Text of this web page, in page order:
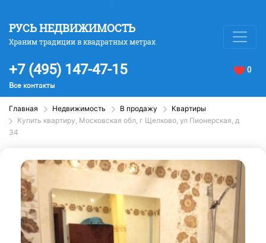
РУСЬ НЕДВИЖИМОСТЬ
Храним традиции в квадратных метрах
+7 (495) 147-47-15
Все контакты
0
Главная Недвижимость В продажу
Квартиры
Купить квартиру, Московская обл, г Щелково, ул Пионерская, д
34